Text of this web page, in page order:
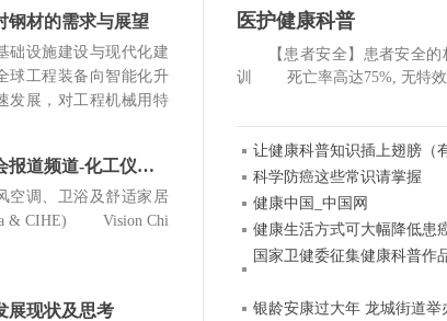
钢材的需求与展望
设施建设与现代化建
球工程装备向智能化升
发展，对工程机械用特
化工仪器新闻网展会报道频道-化工仪器网
调、卫浴及舒适家居
& CIHE) Vision Chi
展现状及思考
医护健康科普
【患者安全】患者安全的标
训 死亡率高达75%, 无特效
让健康科普知识插上翅膀（
科学防癌这些常识请掌握
健康中国_中国网
健康生活方式可大幅降低患
国家卫健委征集健康科普作
银龄安康过大年 龙城街道举